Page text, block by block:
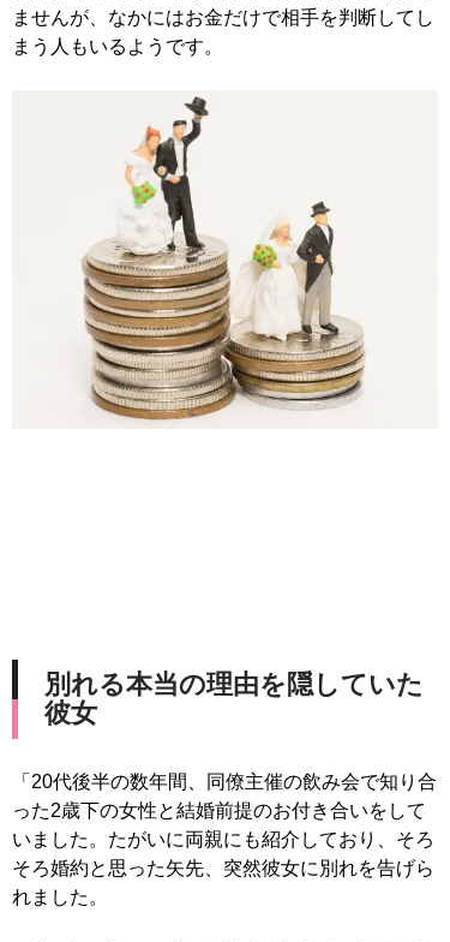
ませんが、なかにはお金だけで相手を判断してし
まう人もいるようです。
別れる本当の理由を隠していた
彼女
「20代後半の数年間、同僚主催の飲み会で知り合
った2歳下の女性と結婚前提のお付き合いをして
いました。たがいに両親にも紹介しており、そろ
そろ婚約と思った矢先、突然彼女に別れを告げら
れました。